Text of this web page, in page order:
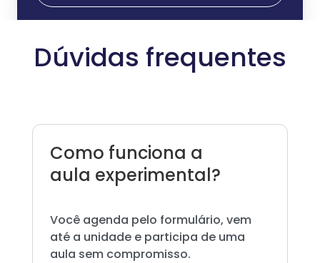
Dúvidas frequentes
Como funciona a
aula experimental?
Você agenda pelo formulário, vem
até a unidade e participa de uma
aula sem compromisso.